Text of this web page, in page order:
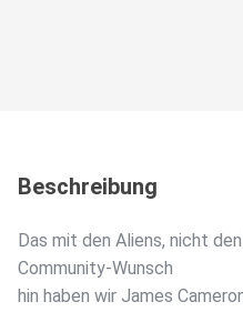
Beschreibung
Das mit den Aliens, nicht
Community-Wunsch
hin haben wir James